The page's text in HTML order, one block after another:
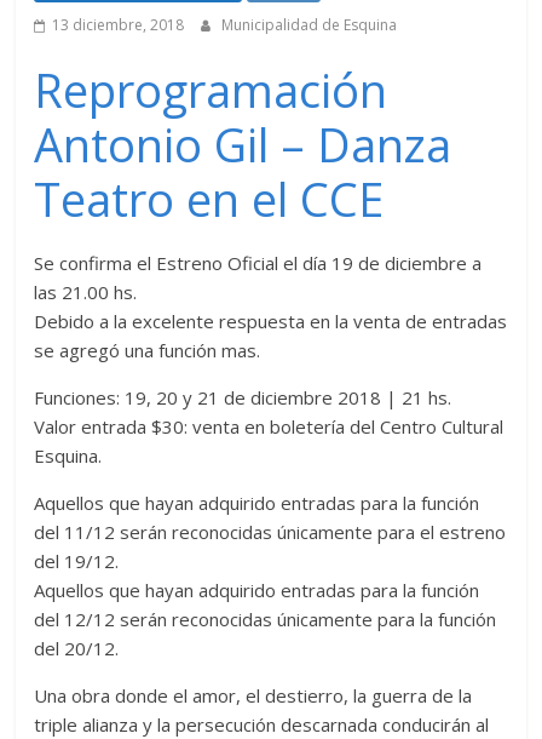
13 diciembre, 2018
Municipalidad de Esquina
Reprogramación
Antonio Gil – Danza
Teatro en el CCE
Se confirma el Estreno Oficial el día 19 de diciembre a
las 21.00 hs.
Debido a la excelente respuesta en la venta de entradas
se agregó una función mas.
Funciones: 19, 20 y 21 de diciembre 2018 | 21 hs.
Valor entrada $30: venta en boletería del Centro Cultural
Esquina.
Aquellos que hayan adquirido entradas para la función
del 11/12 serán reconocidas únicamente para el estreno
del 19/12.
Aquellos que hayan adquirido entradas para la función
del 12/12 serán reconocidas únicamente para la función
del 20/12.
Una obra donde el amor, el destierro, la guerra de la
triple alianza y la persecución descarnada conducirán al